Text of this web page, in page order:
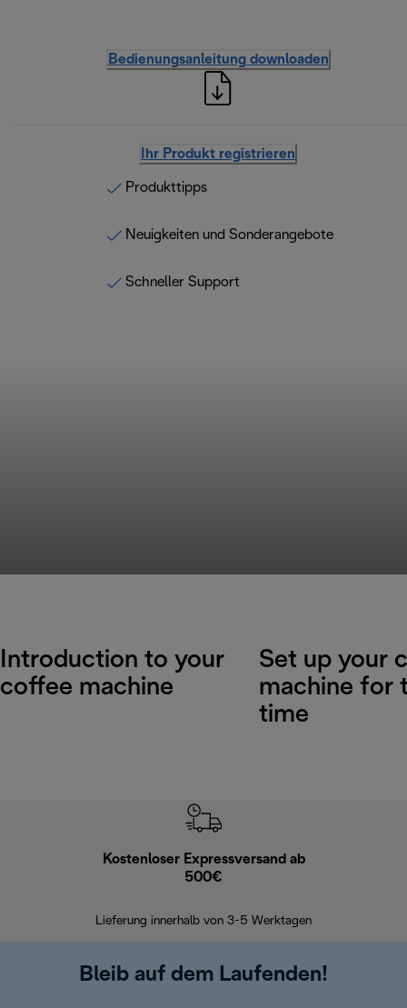
Bedienungsanleitung downloaden
Ihr Produkt registrieren
Produkttipps
Neuigkeiten und Sonderangebote
Schneller Support
Introduction to your
coffee machine
Set up your
machine for
time
Kostenloser Expressversand ab
500€
Lieferung innerhalb von 3-5 Werktagen
Bleib auf dem Laufenden!